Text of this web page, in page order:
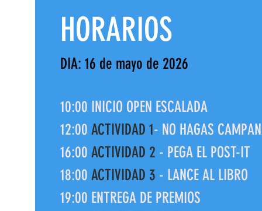
HORARIOS
DIA: 16 de mayo de 2026
10:00 INICIO OPEN ESCALADA
12:00 ACTIVIDAD 1- NO HAGAS
16:00 ACTIVIDAD 2 - PEGA EL POST-IT
18:00 ACTIVIDAD 3 - LANCE AL LIBRO
19:00 ENTREGA DE PREMIOS